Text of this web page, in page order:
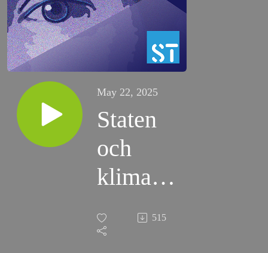
May 22, 2025
Staten
och
klimatet
aktivism
515